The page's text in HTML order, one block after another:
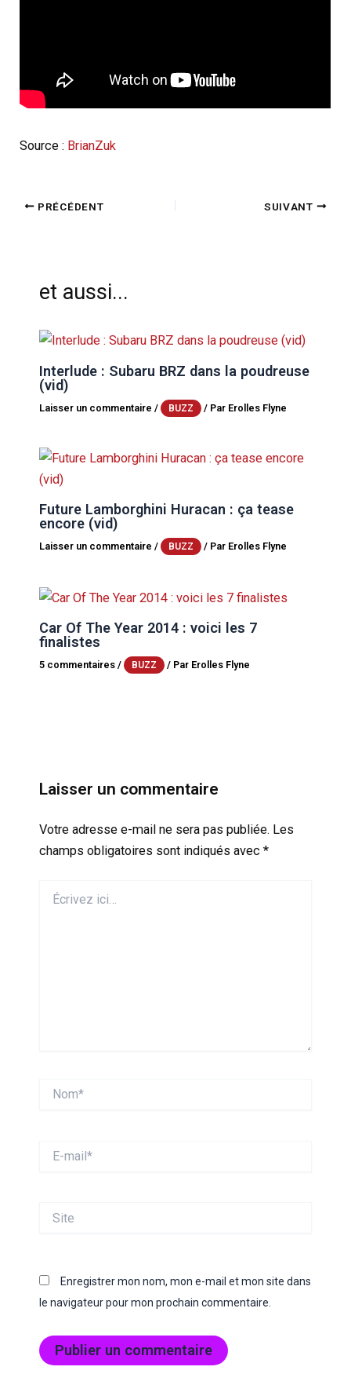
Source : BrianZuk
PRÉCÉDENT SUIVANT
et aussi...
Interlude : Subaru BRZ dans la poudreuse
(vid)
Laisser un commentaire / BUZZ / Par Erolles Flyne
Future Lamborghini Huracan : ça tease
encore (vid)
Laisser un commentaire / BUZZ / Par Erolles Flyne
Car Of The Year 2014 : voici les 7
finalistes
5 commentaires / BUZZ / Par Erolles Flyne
Laisser un commentaire
Votre adresse e-mail ne sera pas publiée. Les
champs obligatoires sont indiqués avec *
ici…
mail*
Enregistrer mon nom, mon e-mail et mon site dans
le navigateur pour mon prochain commentaire.